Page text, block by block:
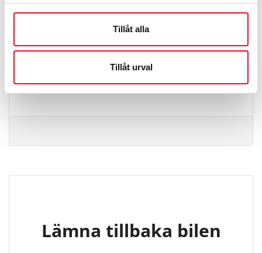
Tillåt alla
Tillåt urval
avtal.
Lämna tillbaka bilen